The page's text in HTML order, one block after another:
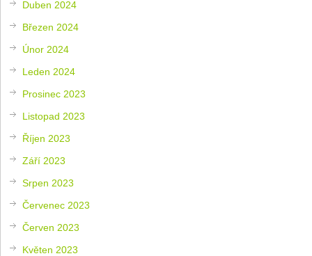
Duben 2024
Březen 2024
Únor 2024
Leden 2024
Prosinec 2023
Listopad 2023
Říjen 2023
Září 2023
Srpen 2023
Červenec 2023
Červen 2023
Květen 2023